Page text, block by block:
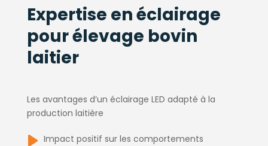
Expertise en éclairage
pour élevage bovin
laitier
Les avantages d’un éclairage LED adapté à la
production laitière
Impact positif sur les comportements